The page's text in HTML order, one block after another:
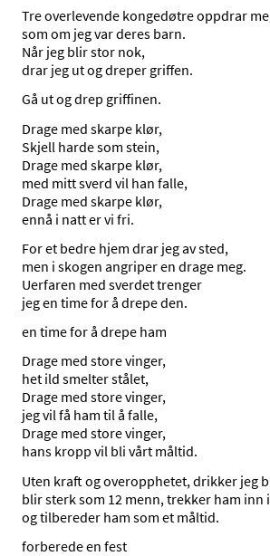
Tre overlevende kongedøtre oppdrar
som om jeg var deres barn.
Når jeg blir stor nok,
drar jeg ut og dreper griffen.
Gå ut og drep griffinen.
Drage med skarpe klør,
Skjell harde som stein,
Drage med skarpe klør,
med mitt sverd vil han falle,
Drage med skarpe klør,
ennå i natt er vi fri.
For et bedre hjem drar jeg av sted,
men i skogen angriper en drage meg.
Uerfaren med sverdet trenger
jeg en time for å drepe den.
en time for å drepe ham
Drage med store vinger,
het ild smelter stålet,
Drage med store vinger,
jeg vil få ham til å falle,
Drage med store vinger,
hans kropp vil bli vårt måltid.
Uten kraft og overopphetet, drikker jeg
blir sterk som 12 menn, trekker ham inn
og tilbereder ham som et måltid.
forberede en fest